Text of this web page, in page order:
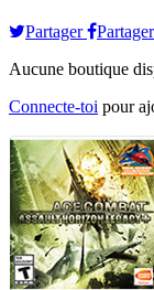
Partager
Partager
Aucune boutique
Connecte-toi pour